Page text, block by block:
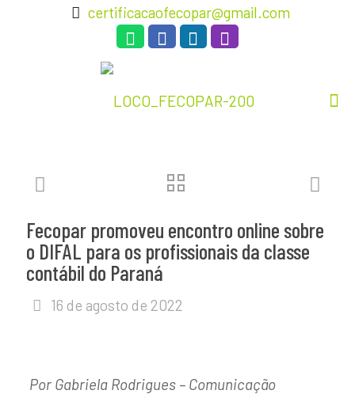
certificacaofecopar@gmail.com
Fecopar promoveu encontro online sobre
o DIFAL para os profissionais da classe
contábil do Paraná
16 de agosto de 2022
Por Gabriela Rodrigues – Comunicação